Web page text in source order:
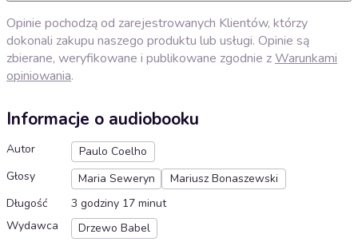
Opinie pochodzą od zarejestrowanych Klientów, którzy
dokonali zakupu naszego produktu lub usługi. Opinie są
zbierane, weryfikowane i publikowane zgodnie zWarunkami
opiniowania.
Informacje o audiobooku
Autor
Paulo Coelho
Głosy
Maria Seweryn
Mariusz Bonaszewski
Długość
3 godziny 17 minut
Wydawca
Drzewo Babel